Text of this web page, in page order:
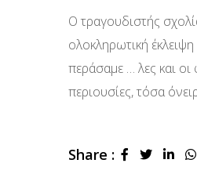
Ο τραγουδιστής
ολοκληρωτική
περάσαμε … λες και
περιουσίες, τόσα
Share :